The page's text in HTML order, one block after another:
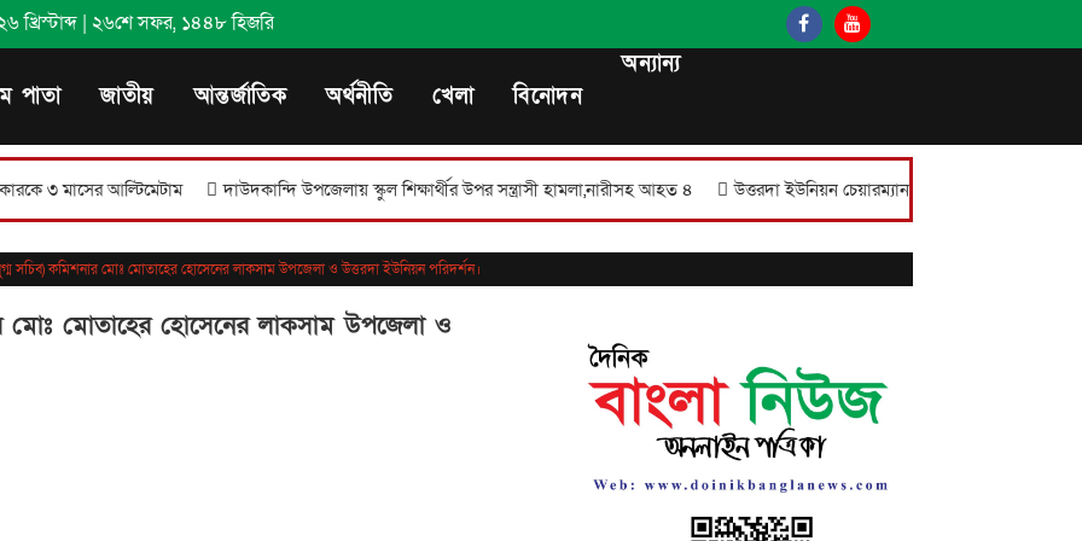
| ২৬শে সফর, ১৪৪৮ হিজরি
পাতা জাতীয় আন্তর্জাতিক অর্থনীতি খেলা বিনোদন
অন্যান্য
আল্টিমেটাম দাউদকান্দি উপজেলায় স্কুল শিক্ষার্থীর উপর সন্ত্রাসী হামলা,নারীসহ আহত ৪ উত্তরদা ইউনিয়ন চেয়ারম্যান প্রার্থী ইসমাইল হোসেনের
সচিব) কমিশনার মোঃ মোতাহের হোসেনের লাকসাম উপজেলা ও উত্তরদা ইউনিয়ন পরিদর্শন।
মোঃ মোতাহের হোসেনের লাকসাম উপজেলা ও